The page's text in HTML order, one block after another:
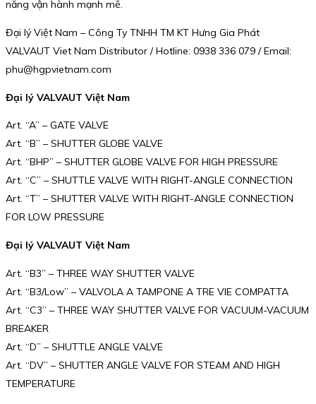
năng vận hành mạnh mẽ.
Đại lý Việt Nam – Công Ty TNHH TM KT Hưng Gia Phát
VALVAUT Viet Nam Distributor / Hotline: 0938 336 079 / Email:
phu@hgpvietnam.com
Đại lý VALVAUT Việt Nam
Art. “A” – GATE VALVE
Art. “B” – SHUTTER GLOBE VALVE
Art. “BHP” – SHUTTER GLOBE VALVE FOR HIGH PRESSURE
Art. “C” – SHUTTLE VALVE WITH RIGHT-ANGLE CONNECTION
Art. “T” – SHUTTER VALVE WITH RIGHT-ANGLE CONNECTION
FOR LOW PRESSURE
Đại lý VALVAUT Việt Nam
Art. “B3” – THREE WAY SHUTTER VALVE
Art. “B3/Low” – VALVOLA A TAMPONE A TRE VIE COMPATTA
Art. “C3” – THREE WAY SHUTTER VALVE FOR VACUUM-VACUUM
BREAKER
Art. “D” – SHUTTLE ANGLE VALVE
Art. “DV” – SHUTTER ANGLE VALVE FOR STEAM AND HIGH
TEMPERATURE